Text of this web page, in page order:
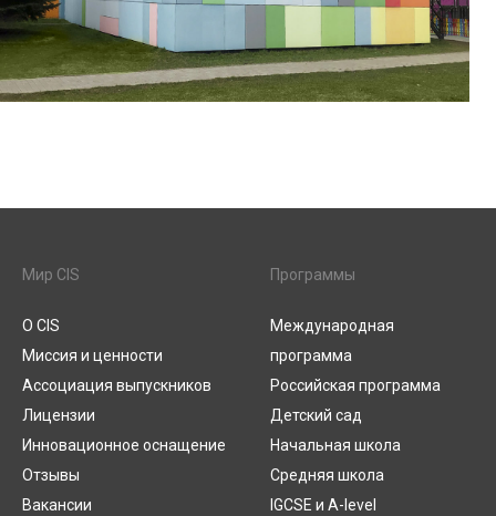
Мир CIS
О CIS
Миссия и ценности
Ассоциация выпускников
Лицензии
Инновационное оснащение
Отзывы
Вакансии
Программы
Международная
программа
Российская программа
Детский сад
Начальная школа
Средняя школа
IGCSE и A-level